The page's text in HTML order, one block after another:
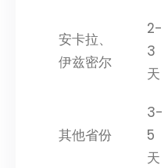
安卡拉、
伊兹密尔
2-
3
天
其他省份
3-
5
天